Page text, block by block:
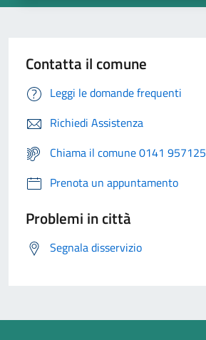
Contatta il comune
Leggi le domande frequenti
Richiedi Assistenza
Chiama il comune 0141 957125
Prenota un appuntamento
Problemi in città
Segnala disservizio